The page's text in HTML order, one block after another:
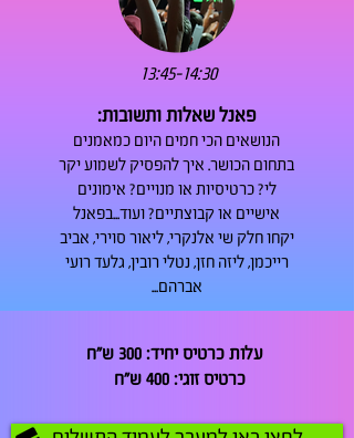
עלות כרטיס יחיד: 300 ש"ח
כרטיס זוגי: 400 ש"ח
13:45-14:30
פאנל שאלות ותשובות:
הנושאים הכי חמים היום כמאמנים
בתחום הכושר. איך להפסיק לשמוע יקר
לי? כרטיסיות או מנויים? אימונים
אישיים או קבוצתיים? ועוד...בפאנל
יקחו חלק שי אלנקרי, ליאור סוירי, אביב
רייכמן, ליזה חזן, נטלי רובין, גלעד רועי
אברהם...